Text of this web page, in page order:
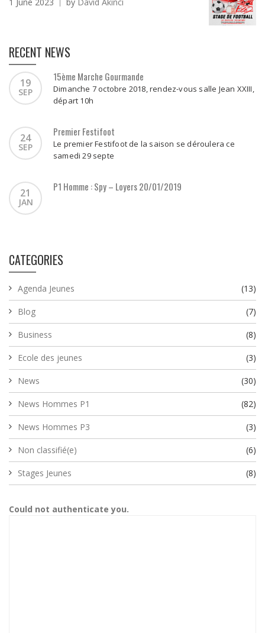
RECENT NEWS
19
SEP
15ème Marche Gourmande
Dimanche 7 octobre 2018, rendez-vous salle Jean XXIII,
départ 10h
24
SEP
Premier Festifoot
Le premier Festifoot de la saison se déroulera ce
samedi 29 septe
21
JAN
P1 Homme : Spy – Loyers 20/01/2019
CATEGORIES
Agenda Jeunes (13)
Blog (7)
Business (8)
Ecole des jeunes (3)
News (30)
News Hommes P1 (82)
News Hommes P3 (3)
Non classifié(e) (6)
Stages Jeunes (8)
Could not authenticate you.